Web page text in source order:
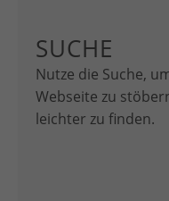
SUCHE
Nutze die Suche,
Webseite zu
leichter zu finden.